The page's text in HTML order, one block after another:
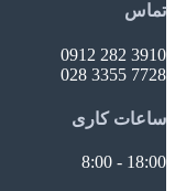
تماس
3910 282 0912
7728 3355 028
ساعات کاری
18:00 - 8:00